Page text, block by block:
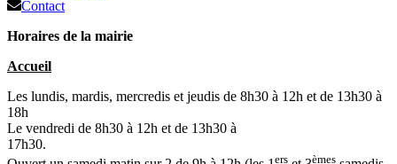
Contact
Horaires de la mairie
Accueil
Les lundis, mardis, mercredis et jeudis de 8h30 à 12h et de 13h30 à
18h
Le vendredi de 8h30 à 12h et de 13h30 à
17h30.
ers èmes